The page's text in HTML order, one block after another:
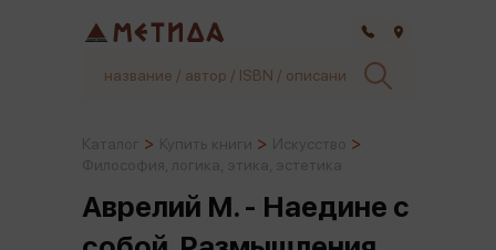
Аврелий М. - Наедине с